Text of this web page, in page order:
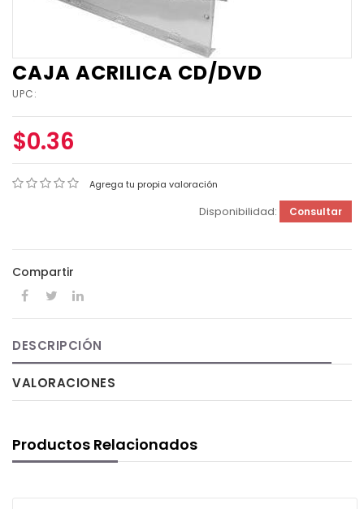
CAJA ACRILICA CD/DVD
UPC:
$0.36
Agrega tu propia valoración
Disponibilidad: Consultar
Compartir
DESCRIPCIÓN
VALORACIONES
Productos Relacionados